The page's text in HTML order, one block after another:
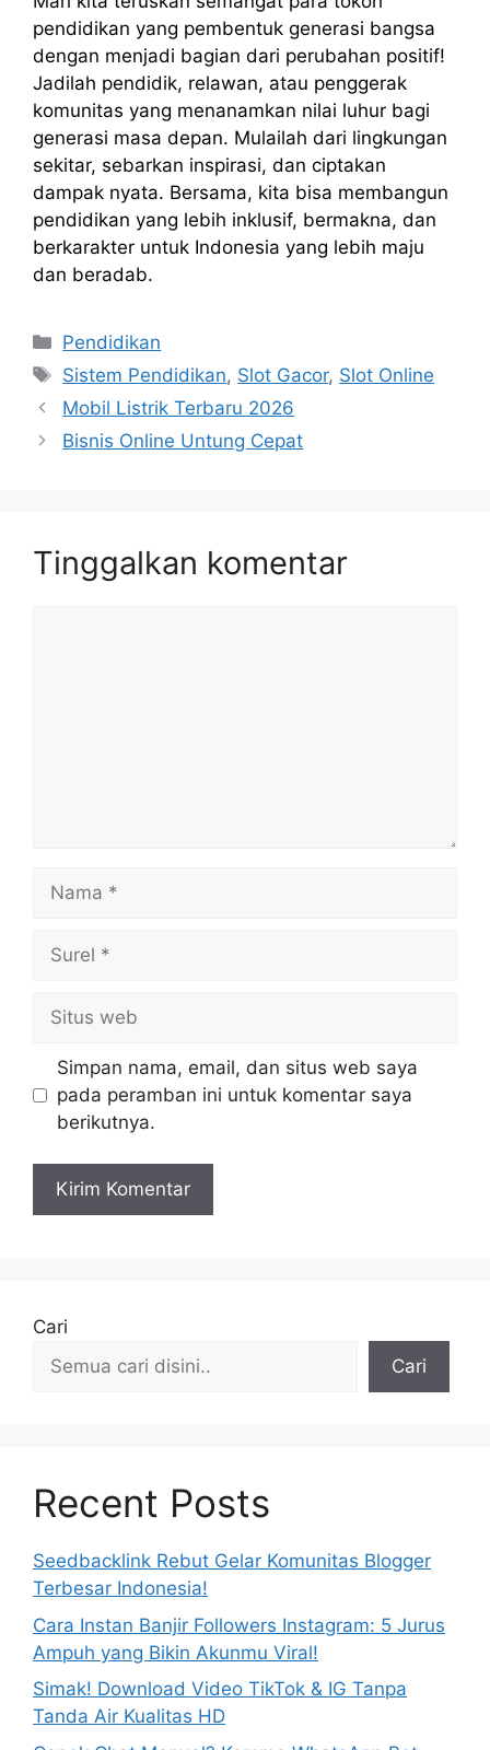
pendidikan yang pembentuk generasi bangsa
dengan menjadi bagian dari perubahan positif!
Jadilah pendidik, relawan, atau penggerak
komunitas yang menanamkan nilai luhur bagi
generasi masa depan. Mulailah dari lingkungan
sekitar, sebarkan inspirasi, dan ciptakan
dampak nyata. Bersama, kita bisa membangun
pendidikan yang lebih inklusif, bermakna, dan
berkarakter untuk Indonesia yang lebih maju
dan beradab.
Kategori
Pendidikan
Tag
Sistem Pendidikan, Slot Gacor, Slot Online
Mobil Listrik Terbaru 2026
Bisnis Online Untung Cepat
Tinggalkan komentar
web
Simpan nama, email, dan situs web saya
pada peramban ini untuk komentar saya
berikutnya.
Cari
Cari
Recent Posts
Seedbacklink Rebut Gelar Komunitas Blogger
Terbesar Indonesia!
Cara Instan Banjir Followers Instagram: 5 Jurus
Ampuh yang Bikin Akunmu Viral!
Simak! Download Video TikTok & IG Tanpa
Tanda Air Kualitas HD